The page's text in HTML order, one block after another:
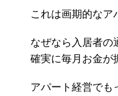
これは画期的なア
なぜなら入居者の
確実に毎月お金が
アパート経営でも